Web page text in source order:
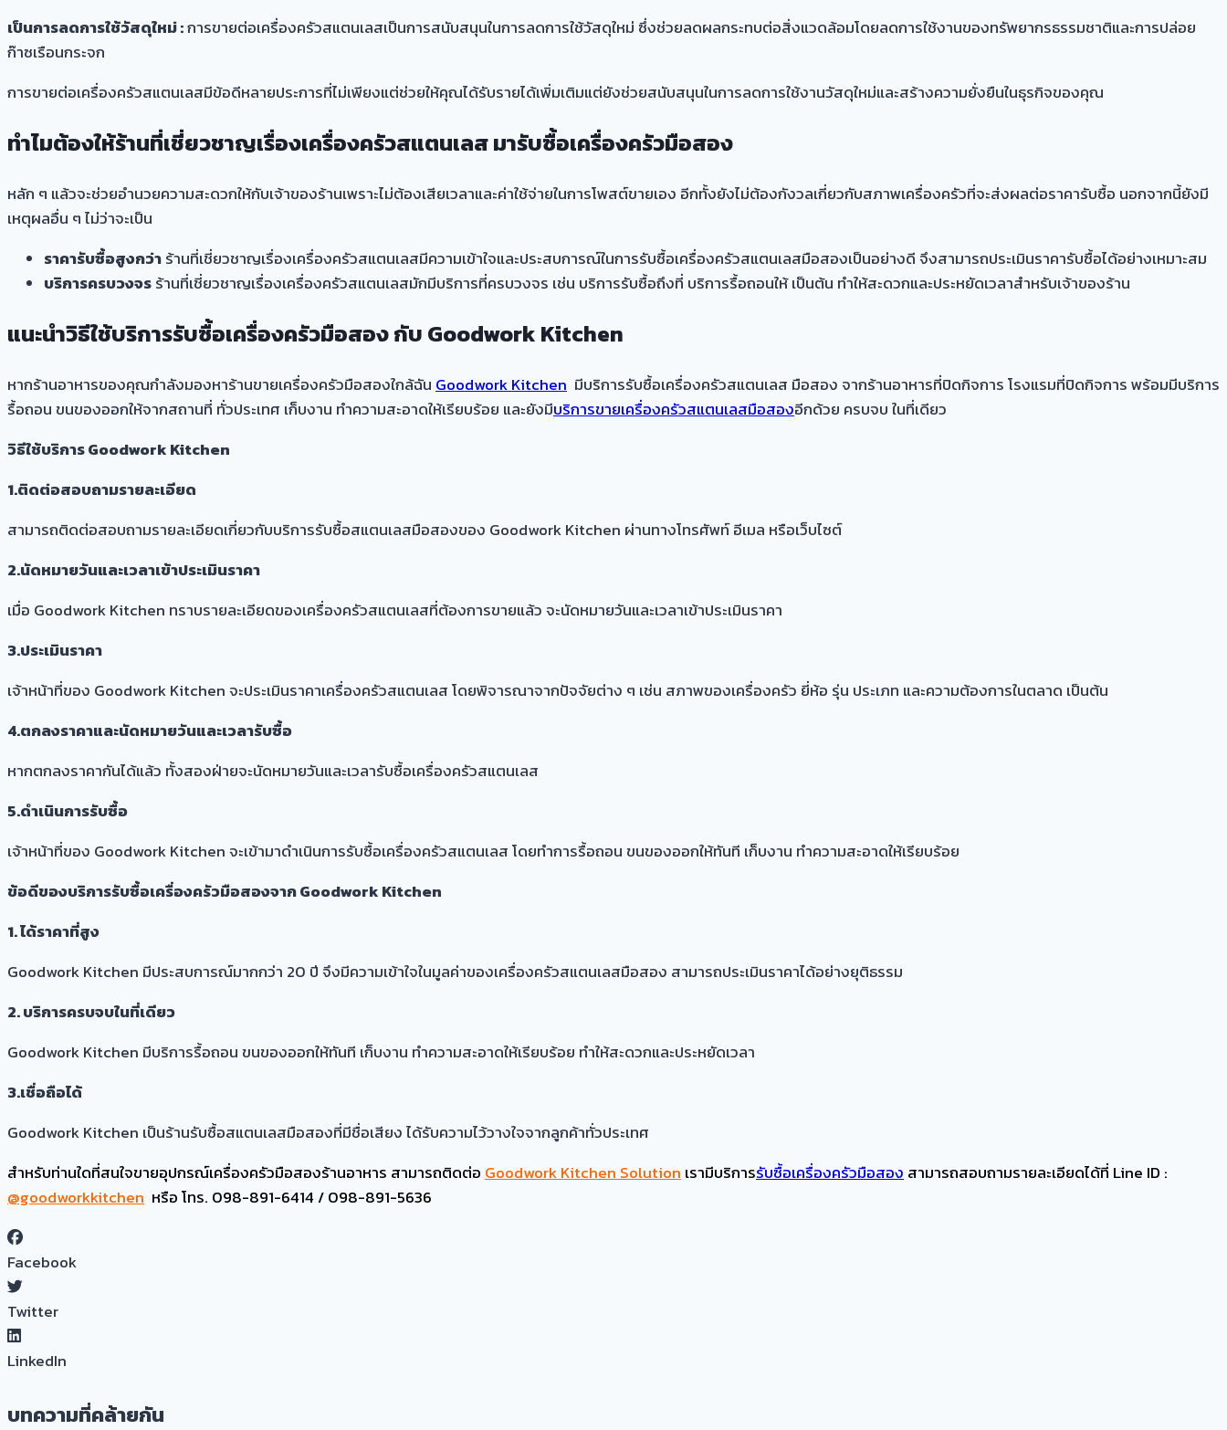
เป็นการลดการใช้วัสดุใหม่ :การขายต่อเครื่องครัวสแตนเลสเป็นการสนับสนุนในการลดการใช้วัสดุใหม่ ซึ่งช่วยลดผลกระทบต่อสิ่งแวดล้อมโดยลดการใช้งานของทรัพยากรธรรมชาติและการปล่อย
ก๊าซเรือนกระจก
การขายต่อเครื่องครัวสแตนเลสมีข้อดีหลายประการที่ไม่เพียงแต่ช่วยให้คุณได้รับรายได้เพิ่มเติมแต่ยังช่วยสนับสนุนในการลดการใช้งานวัสดุใหม่และสร้างความยั่งยืนในธุรกิจของคุณ
ทำไมต้องให้ร้านที่เชี่ยวชาญเรื่องเครื่องครัวสแตนเลส มารับซื้อเครื่องครัวมือสอง
หลัก ๆ แล้วจะช่วยอำนวยความสะดวกให้กับเจ้าของร้านเพราะไม่ต้องเสียเวลาและค่าใช้จ่ายในการโพสต์ขายเอง อีกทั้งยังไม่ต้องกังวลเกี่ยวกับสภาพเครื่องครัวที่จะส่งผลต่อราคารับซื้อ นอกจากนี้ยังมี
เหตุผลอื่น ๆ ไม่ว่าจะเป็น
ราคารับซื้อสูงกว่าร้านที่เชี่ยวชาญเรื่องเครื่องครัวสแตนเลสมีความเข้าใจและประสบการณ์ในการรับซื้อเครื่องครัวสแตนเลสมือสองเป็นอย่างดี จึงสามารถประเมินราคารับซื้อได้อย่างเหมาะสม
บริการครบวงจรร้านที่เชี่ยวชาญเรื่องเครื่องครัวสแตนเลสมักมีบริการที่ครบวงจร เช่น บริการรับซื้อถึงที่ บริการรื้อถอนให้ เป็นต้น ทำให้สะดวกและประหยัดเวลาสำหรับเจ้าของร้าน
แนะนำวิธีใช้บริการรับซื้อเครื่องครัวมือสอง กับ Goodwork Kitchen
หากร้านอาหารของคุณกำลังมองหาร้านขายเครื่องครัวมือสองใกล้ฉัน Goodwork Kitchen มีบริการรับซื้อเครื่องครัวสแตนเลส มือสอง จากร้านอาหารที่ปิดกิจการ โรงแรมที่ปิดกิจการ พร้อมมีบริการ
รื้อถอน ขนของออกให้จากสถานที่ ทั่วประเทศ เก็บงาน ทำความสะอาดให้เรียบร้อย และยังมีบริการขายเครื่องครัวสแตนเลสมือสองอีกด้วย ครบจบ ในที่เดียว
วิธีใช้บริการ Goodwork Kitchen
1.ติดต่อสอบถามรายละเอียด
สามารถติดต่อสอบถามรายละเอียดเกี่ยวกับบริการรับซื้อสแตนเลสมือสองของ Goodwork Kitchen ผ่านทางโทรศัพท์ อีเมล หรือเว็บไซต์
2.นัดหมายวันและเวลาเข้าประเมินราคา
เมื่อ Goodwork Kitchen ทราบรายละเอียดของเครื่องครัวสแตนเลสที่ต้องการขายแล้ว จะนัดหมายวันและเวลาเข้าประเมินราคา
3.ประเมินราคา
เจ้าหน้าที่ของ Goodwork Kitchen จะประเมินราคาเครื่องครัวสแตนเลส โดยพิจารณาจากปัจจัยต่าง ๆ เช่น สภาพของเครื่องครัว ยี่ห้อ รุ่น ประเภท และความต้องการในตลาด เป็นต้น
4.ตกลงราคาและนัดหมายวันและเวลารับซื้อ
หากตกลงราคากันได้แล้ว ทั้งสองฝ่ายจะนัดหมายวันและเวลารับซื้อเครื่องครัวสแตนเลส
5.ดำเนินการรับซื้อ
เจ้าหน้าที่ของ Goodwork Kitchen จะเข้ามาดำเนินการรับซื้อเครื่องครัวสแตนเลส โดยทำการรื้อถอน ขนของออกให้ทันที เก็บงาน ทำความสะอาดให้เรียบร้อย
ข้อดีของบริการรับซื้อเครื่องครัวมือสองจาก Goodwork Kitchen
1. ได้ราคาที่สูง
Goodwork Kitchen มีประสบการณ์มากกว่า 20 ปี จึงมีความเข้าใจในมูลค่าของเครื่องครัวสแตนเลสมือสอง สามารถประเมินราคาได้อย่างยุติธรรม
2. บริการครบจบในที่เดียว
Goodwork Kitchen มีบริการรื้อถอน ขนของออกให้ทันที เก็บงาน ทำความสะอาดให้เรียบร้อย ทำให้สะดวกและประหยัดเวลา
3.เชื่อถือได้
Goodwork Kitchen เป็นร้านรับซื้อสแตนเลสมือสองที่มีชื่อเสียง ได้รับความไว้วางใจจากลูกค้าทั่วประเทศ
สำหรับท่านใดที่สนใจขายอุปกรณ์เครื่องครัวมือสองร้านอาหาร สามารถติดต่อ Goodwork Kitchen Solution เรามีบริการรับซื้อเครื่องครัวมือสอง สามารถสอบถามรายละเอียดได้ที่ Line ID :
@goodworkkitchen หรือโทร. 098-891-6414 / 098-891-5636
Facebook
Twitter
LinkedIn
บทความที่คล้ายกัน